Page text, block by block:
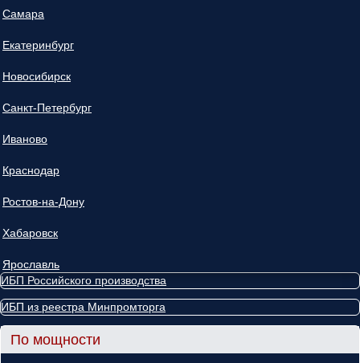
Самара
Екатеринбург
Новосибирск
Санкт-Петербург
Иваново
Краснодар
Ростов-на-Дону
Хабаровск
Ярославль
ИБП Российского производства
ИБП из реестра Минпромторга
По мощности